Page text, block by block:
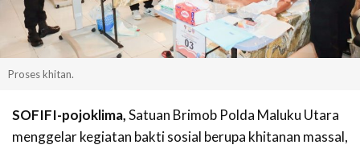
Proses khitan.
SOFIFI-pojoklima,Satuan Brimob Polda Maluku Utara
menggelar kegiatan bakti sosial berupa khitanan massal,